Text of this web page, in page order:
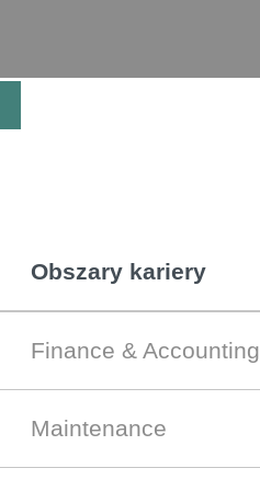
Obszary kariery
Finance & Accounting
Maintenance